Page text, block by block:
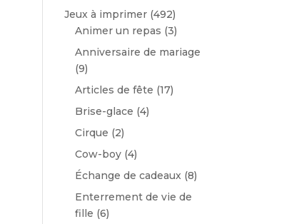
Jeux à imprimer (492)
Animer un repas (3)
Anniversaire de mariage
(9)
Articles de fête (17)
Brise-glace (4)
Cirque (2)
Cow-boy (4)
Échange de cadeaux (8)
Enterrement de vie de
fille (6)